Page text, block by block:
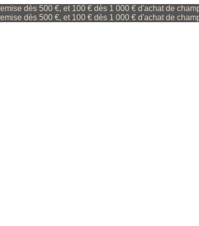
500 €, et 100 € dès 1 000 € d'achat de
500 €, et 100 € dès 1 000 € d'achat de